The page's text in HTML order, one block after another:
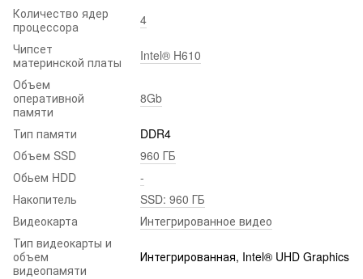
Количество ядер
процессора
4
Чипсет
материнской платы
Intel® H610
Объем
оперативной
памяти
8Gb
Тип памяти
DDR4
Объем SSD
960 ГБ
Обьем HDD
-
Накопитель
SSD: 960 ГБ
Видеокарта
Интегрированное видео
Тип видеокарты и
объем
видеопамяти
Интегрированная, Intel® UHD Graphics